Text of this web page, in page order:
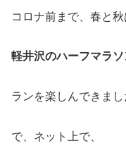
コロナ前まで、春と秋
軽井沢のハーフマラソ
ランを楽しんできまし
で、ネット上で、